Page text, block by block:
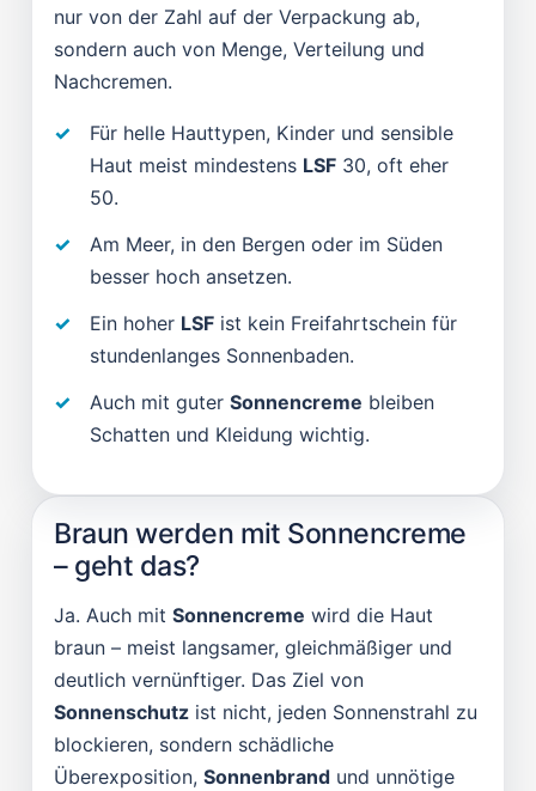
nur von der Zahl auf der Verpackung ab,
sondern auch von Menge, Verteilung und
Nachcremen.
Für helle Hauttypen, Kinder und sensible
Haut meist mindestens LSF 30, oft eher
50.
Am Meer, in den Bergen oder im Süden
besser hoch ansetzen.
Ein hoher LSF ist kein Freifahrtschein für
stundenlanges Sonnenbaden.
Auch mit guter Sonnencreme bleiben
Schatten und Kleidung wichtig.
Braun werden mit Sonnencreme
– geht das?
Ja. Auch mit Sonnencreme wird die Haut
braun – meist langsamer, gleichmäßiger und
deutlich vernünftiger. Das Ziel von
Sonnenschutz ist nicht, jeden Sonnenstrahl zu
blockieren, sondern schädliche
Überexposition, Sonnenbrand und unnötige